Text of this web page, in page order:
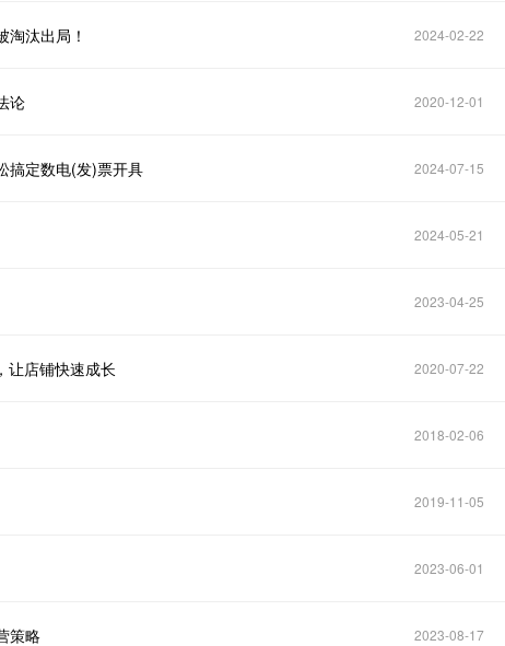
汰出局！ 2024-02-22
论 2020-12-01
搞定数电(发)票开具 2024-07-15
2024-05-21
2023-04-25
让店铺快速成长 2020-07-22
2018-02-06
2019-11-05
2023-06-01
策略 2023-08-17